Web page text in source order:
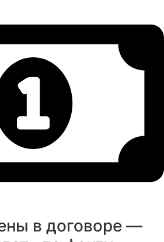
в договоре —